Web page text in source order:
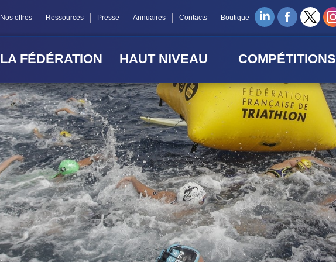
Nos offres Ressources Presse Annuaires Contacts Boutique
LA FÉDÉRATION HAUT NIVEAU COMPÉTITIONS